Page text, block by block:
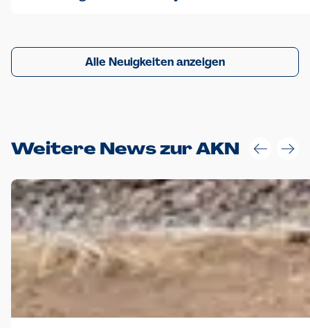
Alle Neuigkeiten anzeigen
Weitere News zur AKN